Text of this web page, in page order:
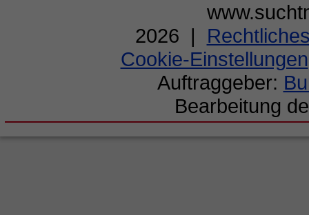
2026 |
Cookie-Einstellungen
Auftraggeber:
Bearbeitung